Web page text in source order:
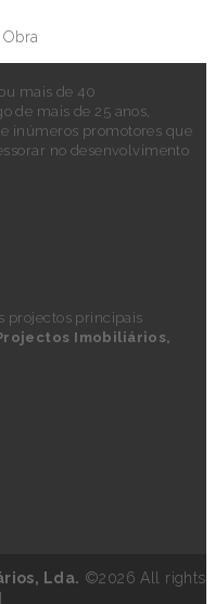
mais de 40
de mais de 25 anos,
inúmeros promotores que
no desenvolvimento
projectos principais
Imobiliários,
Lda. ©2026 All rights